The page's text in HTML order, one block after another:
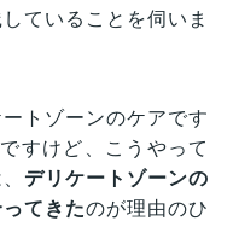
ていることを伺いま
トゾーンのケアです
すけど、こうやって
デリケートゾーンの
てきたのが理由のひ